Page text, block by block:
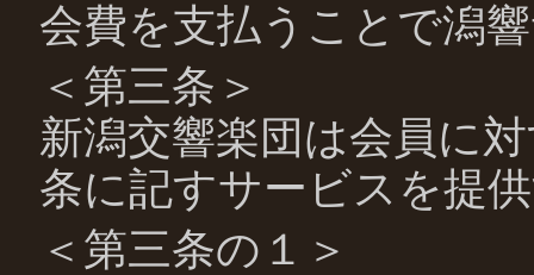
会費を支払うことで潟
＜第三条＞
新潟交響楽団は会員に
条に記すサービスを提
＜第三条の１＞